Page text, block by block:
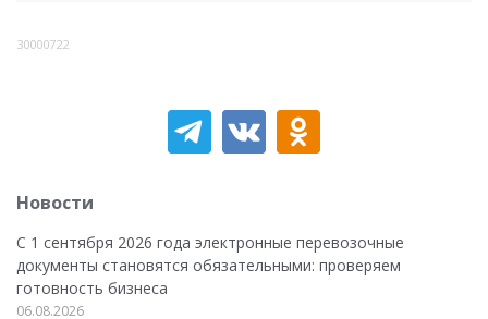
30000722
Новости
С 1 сентября 2026 года электронные перевозочные
документы становятся обязательными: проверяем
готовность бизнеса
06.08.2026